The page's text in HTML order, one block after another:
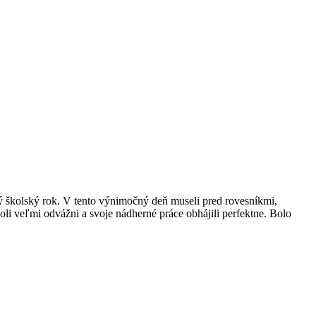
rok. V tento výnimočný deň museli pred rovesníkmi,
veľmi odvážni a svoje nádherné práce obhájili perfektne. Bolo